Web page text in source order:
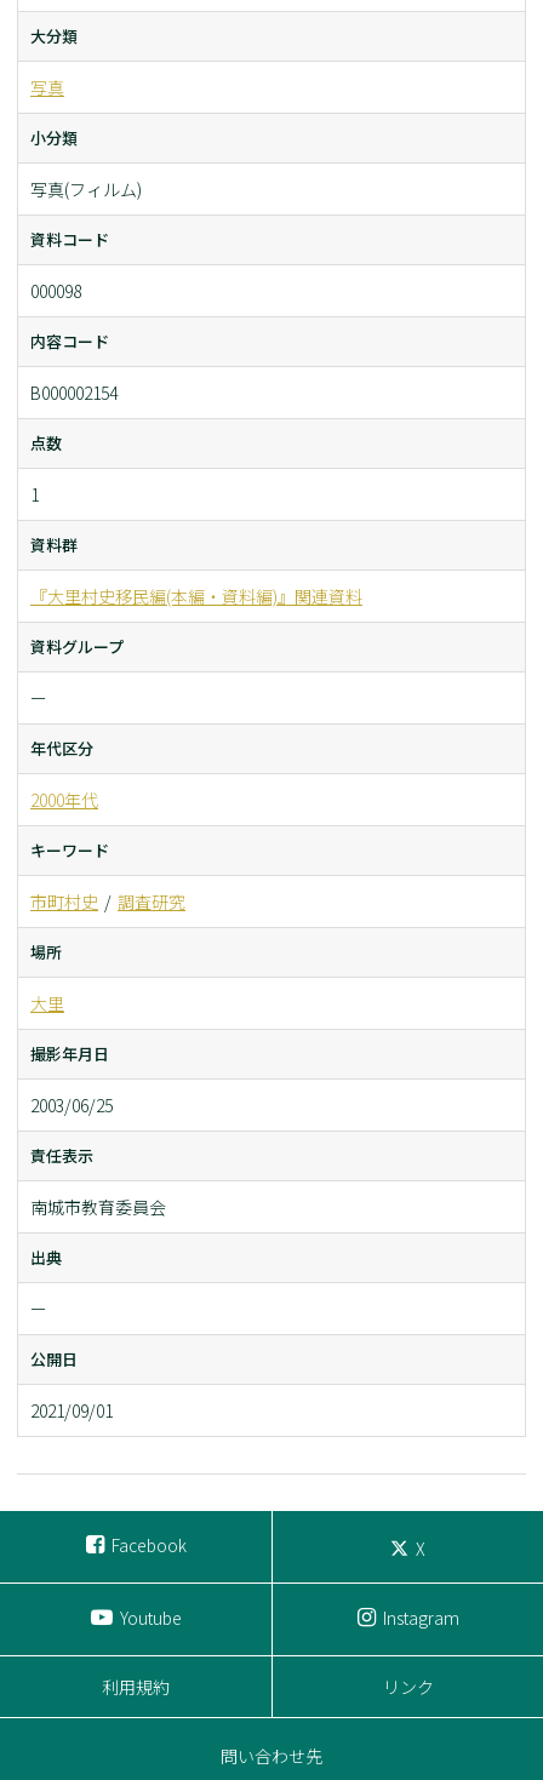
大分類
写真
小分類
写真(フィルム)
資料コード
000098
内容コード
B000002154
点数
1
資料群
『大里村史移民編(本編・資料編)』関連資料
資料グループ
ー
年代区分
2000年代
キーワード
市町村史 調査研究
場所
大里
撮影年月日
2003/06/25
責任表示
南城市教育委員会
出典
ー
公開日
2021/09/01
Facebook X
Youtube Instagram
利用規約 リンク
問い合わせ先